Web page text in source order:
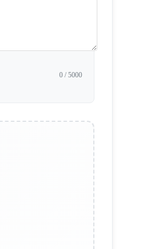
0/ 5000